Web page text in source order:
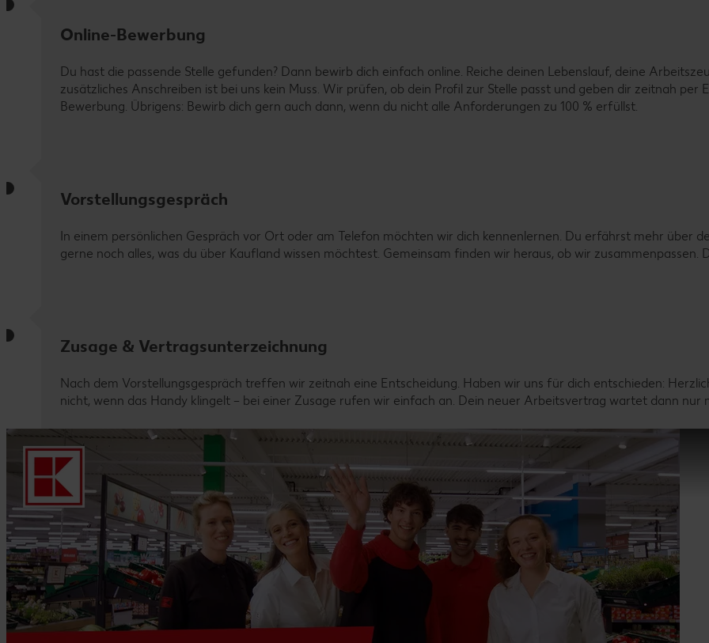
Online-Bewerbung
Du hast die passende Stelle gefunden? Dann bewirb dich einfach online. Reiche deinen Lebenslauf, deine
zusätzliches Anschreiben ist bei uns kein Muss. Wir prüfen, ob dein Profil zur Stelle passt und geben dir zeitnah
Bewerbung. Übrigens: Bewirb dich gern auch dann, wenn du nicht alle Anforderungen zu 100 % erfüllst.
Vorstellungsgespräch
In einem persönlichen Gespräch vor Ort oder am Telefon möchten wir dich kennenlernen. Du erfährst mehr über
gerne noch alles, was du über Kaufland wissen möchtest. Gemeinsam finden wir heraus, ob wir zusammenpassen.
Zusage & Vertragsunterzeichnung
Nach dem Vorstellungsgespräch treffen wir zeitnah eine Entscheidung. Haben wir uns für dich entschieden:
nicht, wenn das Handy klingelt – bei einer Zusage rufen wir einfach an. Dein neuer Arbeitsvertrag wartet dann nur